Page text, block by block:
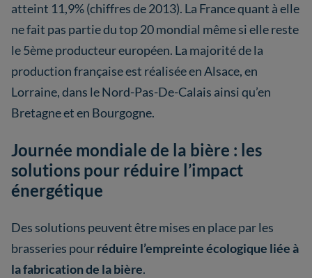
atteint 11,9% (chiffres de 2013). La France quant à elle
ne fait pas partie du top 20 mondial même si elle reste
le 5ème producteur européen. La majorité de la
production française est réalisée en Alsace, en
Lorraine, dans le Nord-Pas-De-Calais ainsi qu’en
Bretagne et en Bourgogne.
Journée mondiale de la bière : les
solutions pour réduire l’impact
énergétique
Des solutions peuvent être mises en place par les
brasseries pourréduire l’empreinte écologique liée à
la fabrication de la bière.